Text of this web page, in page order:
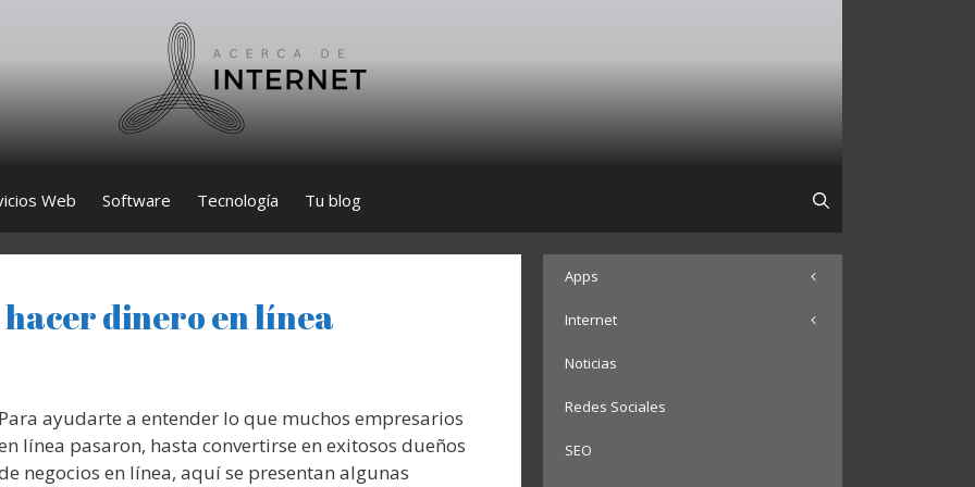
Web Software Tecnología Tu blog
dinero en línea
Para ayudarte a entender lo que muchos empresarios
línea pasaron, hasta convertirse en exitosos dueños
negocios en línea, aquí se presentan algunas
Apps
Internet
Noticias
Redes Sociales
SEO